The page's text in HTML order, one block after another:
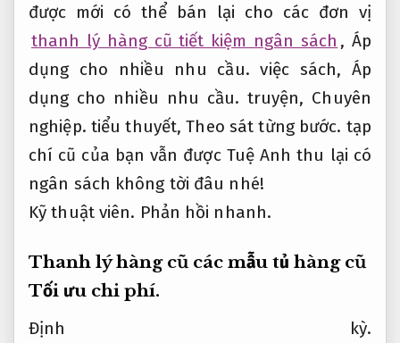
được mới có thể bán lại cho các đơn vị
thanh lý hàng cũ tiết kiệm ngân sách , Áp
dụng cho nhiều nhu cầu. việc sách, Áp
dụng cho nhiều nhu cầu. truyện, Chuyên
nghiệp. tiểu thuyết,Theo sát từng bước. tạp
chí cũ của bạn vẫn được Tuệ Anh thu lại có
ngân sách không tời đâu nhé!
Kỹ thuật viên. Phản hồi nhanh.
Thanh lý hàng cũ các mẫu tủ hàng cũ
Tối ưu chi phí.
Định kỳ.